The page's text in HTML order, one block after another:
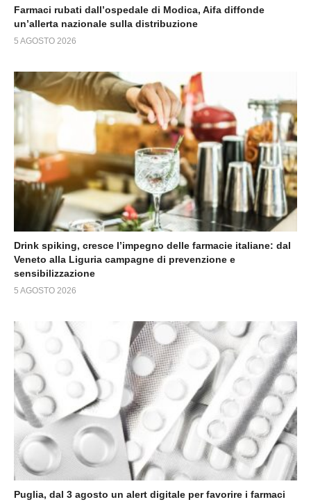
Farmaci rubati dall’ospedale di Modica, Aifa diffonde
un’allerta nazionale sulla distribuzione
5 AGOSTO 2026
Drink spiking, cresce l’impegno delle farmacie italiane: dal
Veneto alla Liguria campagne di prevenzione e
sensibilizzazione
5 AGOSTO 2026
Puglia, dal 3 agosto un alert digitale per favorire i farmaci